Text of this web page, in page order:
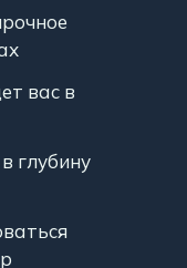
вас в
глубину